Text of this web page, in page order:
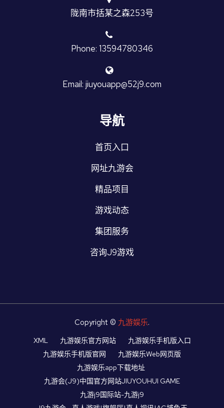
陇南市括某之森253号
Phone: 13594780346
Email: jiuyouapp@52j9.com
导航
首页入口
网址九游会
精品项目
游戏动态
集团服务
咨询J9游戏
Copyright © 九游娱乐.
XML 九游娱乐官方网站
九游娱乐手机版入口
九游娱乐手机版官网
九游娱乐Web网页版
九游娱乐app下载地址
九游会(J9)中国官方网站JIUYOUHUI GAME
九游j9国际站-九游j9